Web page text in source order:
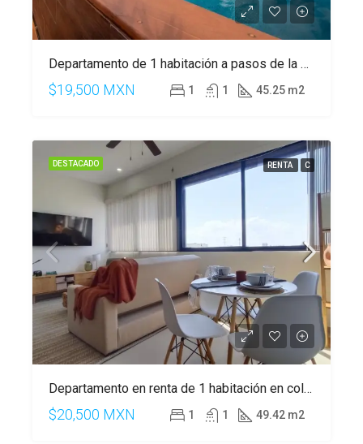
Departamento de 1 habitación a pasos de la 5 Av, Playa del Carmen
$19,500 MXN 1 1 45.25 m2
DESTACADO RENTA C
Departamento en renta de 1 habitación en colonia Zazil-Ha.
$20,500 MXN 1 1 49.42 m2